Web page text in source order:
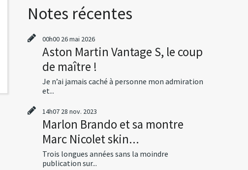
Notes récentes
00h00 26mai 2026
Aston Martin Vantage S, le coup
de maître !
Je n’ai jamais caché à personne mon admiration
et...
14h07 28 nov. 2023
Marlon Brando et sa montre
Marc Nicolet skin...
Trois longues années sans la moindre
publication sur...